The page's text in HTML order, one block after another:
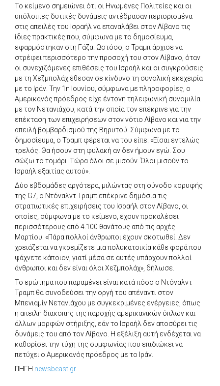
Το κείμενο σημειώνει ότι οι Ηνωμένες Πολιτείες και οι
υπόλοιπες δυτικές δυνάμεις αντέδρασαν περιορισμένα
στις απειλές του Ισραήλ να επαναλάβει στον Λίβανο τις
ίδιες πρακτικές που, σύμφωνα με το δημοσίευμα,
εφαρμόστηκαν στη Γάζα. Ωστόσο, ο Τραμπ άρχισε να
στρέφει περισσότερο την προσοχή του στον Λίβανο, όταν
οι συνεχιζόμενες επιθέσεις του Ισραήλ και οι συγκρούσεις
με τη Χεζμπολάχ έθεσαν σε κίνδυνο τη συνολική εκεχειρία
με το Ιράν. Την 1η Ιουνίου, σύμφωνα με πληροφορίες, ο
Αμερικανός πρόεδρος είχε έντονη τηλεφωνική συνομιλία
με τον Νετανιάχου, κατά την οποία τον επέκρινε για την
επέκταση των επιχειρήσεων στον νότιο Λίβανο και για την
απειλή βομβαρδισμού της Βηρυτού. Σύμφωνα με το
δημοσίευμα, ο Τραμπ φέρεται να του είπε: «Είσαι εντελώς
τρελός. Θα ήσουν στη φυλακή αν δεν ήμουν εγώ. Σου
σώζω το τομάρι. Τώρα όλοι σε μισούν. Όλοι μισούν το
Ισραήλ εξαιτίας αυτού».
Δύο εβδομάδες αργότερα, μιλώντας στη σύνοδο κορυφής
της G7, ο Ντόναλντ Τραμπ επέκρινε δημόσια τις
στρατιωτικές επιχειρήσεις του Ισραήλ στον Λίβανο, οι
οποίες, σύμφωνα με το κείμενο, έχουν προκαλέσει
περισσότερους από 4.100 θανάτους από τις αρχές
Μαρτίου. «Πάρα πολλοί άνθρωποι έχουν σκοτωθεί. Δεν
χρειάζεται να γκρεμίζετε μια πολυκατοικία κάθε φορά που
ψάχνετε κάποιον, γιατί μέσα σε αυτές υπάρχουν πολλοί
άνθρωποι και δεν είναι όλοι Χεζμπολάχ», δήλωσε.
Το ερώτημα που παραμένει είναι κατά πόσο ο Ντόναλντ
Τραμπ θα συνοδεύσει την οργή του απέναντι στον
Μπενιαμίν Νετανιάχου με συγκεκριμένες ενέργειες, όπως
η απειλή διακοπής της παροχής αμερικανικών όπλων και
άλλων μορφών στήριξης, εάν το Ισραήλ δεν αποσύρει τις
δυνάμεις του από τον Λίβανο. Η εξέλιξη αυτή ενδέχεται να
καθορίσει την τύχη της συμφωνίας που επιδιώκει να
πετύχει ο Αμερικανός πρόεδρος με το Ιράν.
ΠΗΓΗ newsbeast.gr